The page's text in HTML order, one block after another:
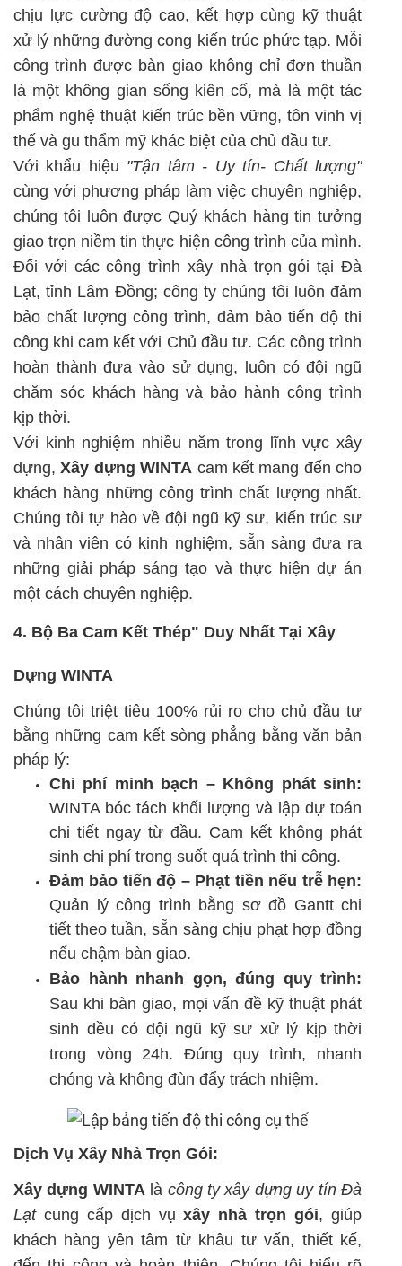
chịu lực cường độ cao, kết hợp cùng kỹ thuật
xử lý những đường cong kiến trúc phức tạp. Mỗi
công trình được bàn giao không chỉ đơn thuần
là một không gian sống kiên cố, mà là một tác
phẩm nghệ thuật kiến trúc bền vững, tôn vinh vị
thế và gu thẩm mỹ khác biệt của chủ đầu tư.
Với khẩu hiệu "Tận tâm - Uy tín- Chất lượng"
cùng với phương pháp làm việc chuyên nghiệp,
chúng tôi luôn được Quý khách hàng tin tưởng
giao trọn niềm tin thực hiện công trình của mình.
Đối với các công trình xây nhà trọn gói tại Đà
Lạt, tỉnh Lâm Đồng; công ty chúng tôi luôn đảm
bảo chất lượng công trình, đảm bảo tiến độ thi
công khi cam kết với Chủ đầu tư. Các công trình
hoàn thành đưa vào sử dụng, luôn có đội ngũ
chăm sóc khách hàng và bảo hành công trình
kịp thời.
Với kinh nghiệm nhiều năm trong lĩnh vực xây
dựng,Xây dựng WINTA cam kết mang đến cho
khách hàng những công trình chất lượng nhất.
Chúng tôi tự hào về đội ngũ kỹ sư, kiến trúc sư
và nhân viên có kinh nghiệm, sẵn sàng đưa ra
những giải pháp sáng tạo và thực hiện dự án
một cách chuyên nghiệp.
4. Bộ Ba Cam Kết Thép" Duy Nhất Tại Xây
Dựng WINTA
Chúng tôi triệt tiêu 100% rủi ro cho chủ đầu tư
bằng những cam kết sòng phẳng bằng văn bản
pháp lý:
Chi phí minh bạch – Không phát sinh:
WINTA bóc tách khối lượng và lập dự toán
chi tiết ngay từ đầu. Cam kết không phát
sinh chi phí trong suốt quá trình thi công.
Đảm bảo tiến độ – Phạt tiền nếu trễ hẹn:
Quản lý công trình bằng sơ đồ Gantt chi
tiết theo tuần, sẵn sàng chịu phạt hợp đồng
nếu chậm bàn giao.
Bảo hành nhanh gọn, đúng quy trình:
Sau khi bàn giao, mọi vấn đề kỹ thuật phát
sinh đều có đội ngũ kỹ sư xử lý kịp thời
trong vòng 24h. Đúng quy trình, nhanh
chóng và không đùn đẩy trách nhiệm.
Dịch Vụ Xây Nhà Trọn Gói:
Xây dựng WINTA là công ty xây dựng uy tín Đà
Lạt cung cấp dịch vụxây nhà trọn gói, giúp
khách hàng yên tâm từ khâu tư vấn, thiết kế,